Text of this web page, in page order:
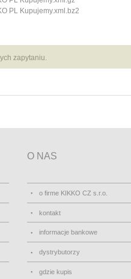
PL Kupujemy.xml.bz2
zapytaniu.
O NAS
o firme KIKKO CZ s.r.o.
kontakt
informacje bankowe
dystrybutorzy
gdzie kupis